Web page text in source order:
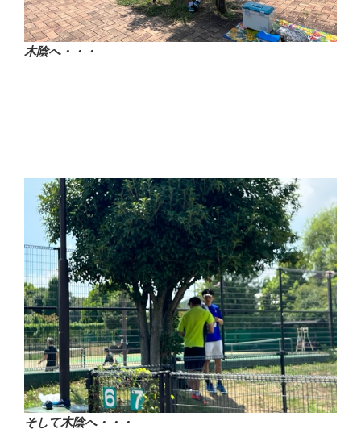
木陰へ・・・
そして木陰へ・・・